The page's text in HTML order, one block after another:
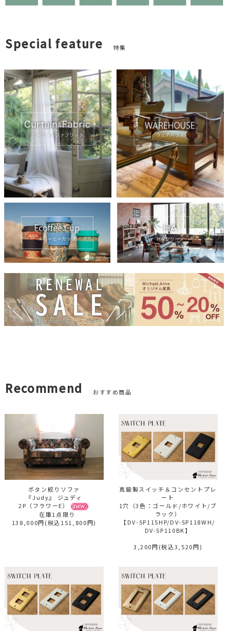
Special feature 特集
Recommend おすすめ商品
ボタン絞りソファ
『Judy』 ジュディ
2P（フラワーE）
在庫1点限り
138,000円(税込151,800円)
真鍮製スイッチ＆コンセントプレ
ート
1穴（3色：ゴールド/ホワイト/ブ
ラック）
【DV-SP115HP/DV-SP118WH/
DV-SP110BK】
3,200円(税込3,520円)